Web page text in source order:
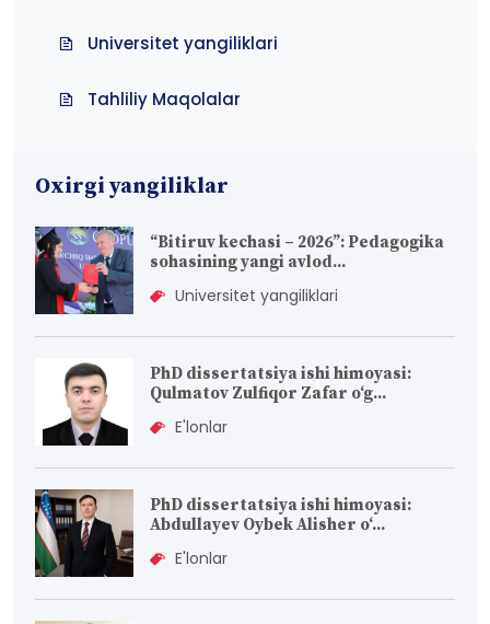
Universitet yangiliklari
Tahliliy Maqolalar
Oxirgi yangiliklar
“Bitiruv kechasi – 2026”: Pedagogika
sohasining yangi avlod...
Universitet yangiliklari
PhD dissertatsiya ishi himoyasi:
Qulmatov Zulfiqor Zafar o‘g...
E'lonlar
PhD dissertatsiya ishi himoyasi:
Abdullayev Oybek Alisher o‘...
E'lonlar